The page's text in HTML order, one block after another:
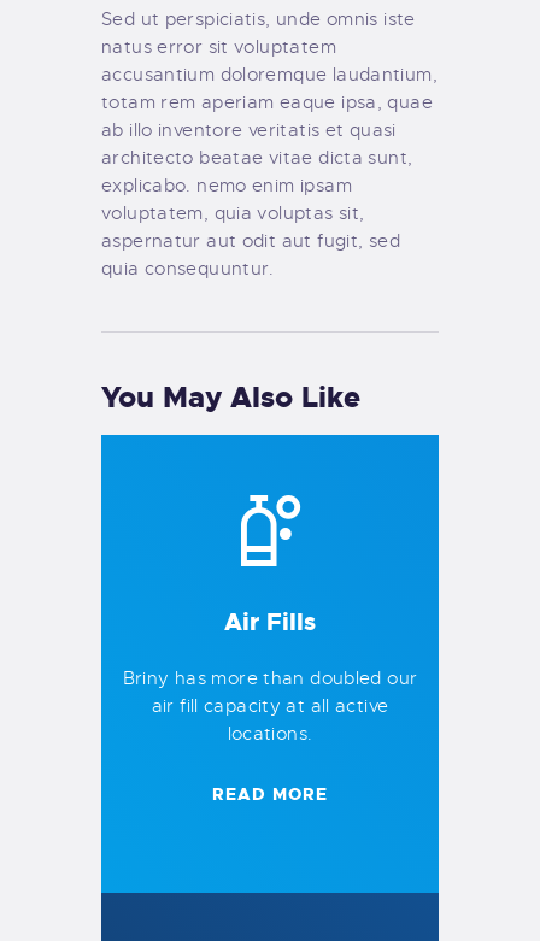
Sed ut perspiciatis, unde omnis iste
natus error sit voluptatem
accusantium doloremque laudantium,
totam rem aperiam eaque ipsa, quae
ab illo inventore veritatis et quasi
architecto beatae vitae dicta sunt,
explicabo. nemo enim ipsam
voluptatem, quia voluptas sit,
aspernatur aut odit aut fugit, sed
quia consequuntur.
You May Also Like
Air Fills
Briny has more than doubled our
air fill capacity at all active
locations.
READ MORE